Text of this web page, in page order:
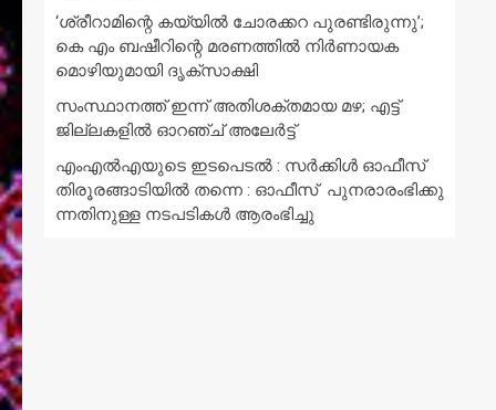
‘ശ്രീറാമിന്റെ കയ്യിൽ ചോരക്കറ പുരണ്ടിരുന്നു’;
കെ എം ബഷീറിന്റെ മരണത്തിൽ നിർണായക
മൊഴിയുമായി ദൃക്‌സാക്ഷി
സംസ്ഥാനത്ത് ഇന്ന് അതിശക്തമായ മഴ; എട്ട്
ജില്ലകളിൽ ഓറഞ്ച് അലേര്‍ട്ട്
എംഎൽഎയുടെ ഇടപെടൽ : സര്‍ക്കിള്‍ ഓഫീസ്
തിരൂരങ്ങാടിയിൽ തന്നെ : ഓഫീസ് പുനരാരംഭിക്കു
ന്നതിനുള്ള നടപടികൾ ആരംഭിച്ചു